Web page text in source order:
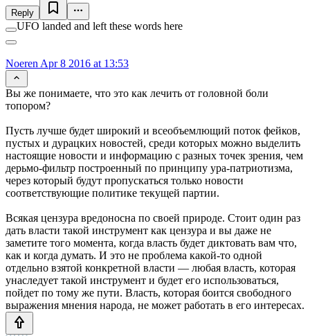
Reply
UFO landed and left these words here
Noeren Apr 8 2016 at 13:53
Вы же понимаете, что это как лечить от головной боли
топором?
Пусть лучше будет широкий и всеобъемлющий поток фейков,
пустых и дурацких новостей, среди которых можно выделить
настоящие новости и информацию с разных точек зрения, чем
дерьмо-фильтр построенный по принципу ура-патриотизма,
через который будут пропускаться только новости
соответствующие политике текущей партии.
Всякая цензура вредоносна по своей природе. Стоит один раз
дать власти такой инструмент как цензура и вы даже не
заметите того момента, когда власть будет диктовать вам что,
как и когда думать. И это не проблема какой-то одной
отдельно взятой конкретной власти — любая власть, которая
унаследует такой инструмент и будет его использоваться,
пойдет по тому же пути. Власть, которая боится свободного
выражения мнения народа, не может работать в его интересах.